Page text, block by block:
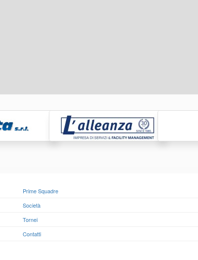
Prime Squadre
Società
Tornei
Contatti